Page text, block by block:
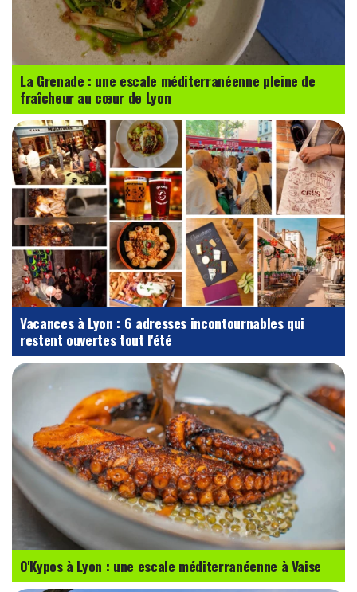
La Grenade : une escale méditerranéenne pleine de
fraîcheur au cœur de Lyon
Vacances à Lyon : 6 adresses incontournables qui
restent ouvertes tout l'été
O'Kypos à Lyon : une escale méditerranéenne à Vaise